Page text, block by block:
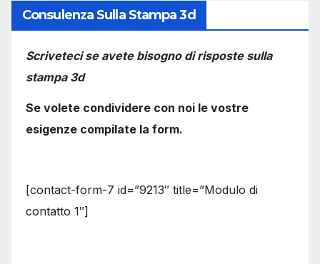
Consulenza Sulla Stampa 3d
Scriveteci se avete bisogno di risposte sulla
stampa 3d
Se volete condividere con noi le vostre
esigenze compilate la form.
[contact-form-7 id=”9213″ title=”Modulo di
contatto 1″]